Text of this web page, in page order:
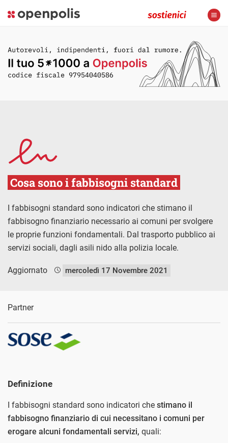
Cosa sono i fabbisogni standard
I fabbisogni standard sono indicatori che stimano il
fabbisogno finanziario necessario ai comuni per svolgere
le proprie funzioni fondamentali. Dal trasporto pubblico ai
servizi sociali, dagli asili nido alla polizia locale.
Aggiornato mercoledì 17 Novembre 2021
Partner
Definizione
I fabbisogni standard sono indicatori che stimano il
fabbisogno finanziario di cui necessitano i comuni per
erogare alcuni fondamentali servizi, quali: